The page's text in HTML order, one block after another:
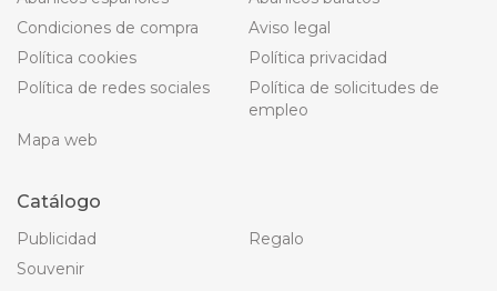
Condiciones de compra
Aviso legal
Política cookies
Política privacidad
Política de redes sociales
Política de solicitudes de
empleo
Mapa web
Catálogo
Publicidad
Regalo
Souvenir